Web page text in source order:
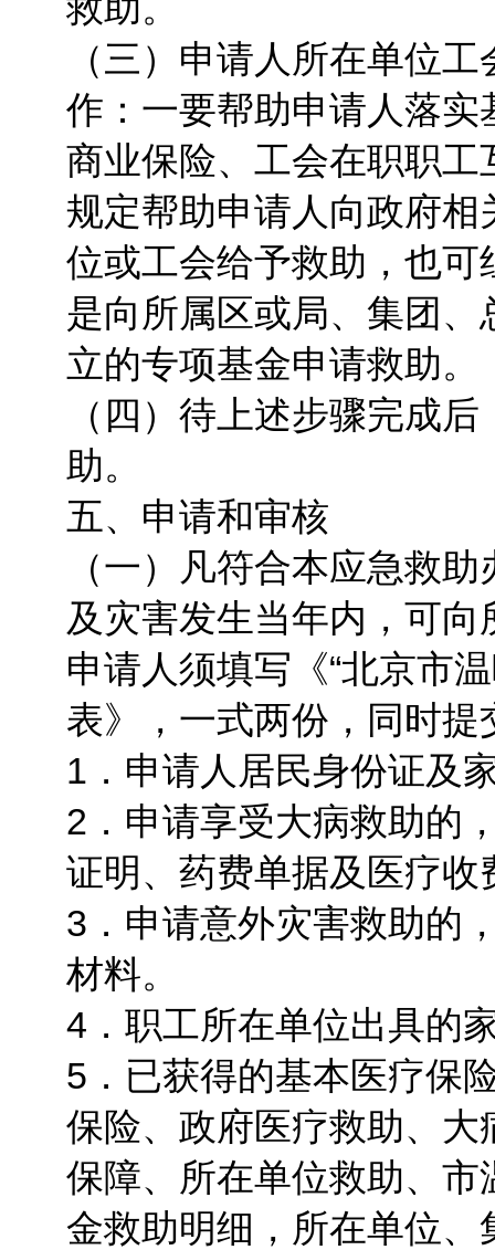
（三）申请人所在单位
作：一要帮助申请人落
商业保险、工会在职职
规定帮助申请人向政府
位或工会给予救助，也
是向所属区或局、集团
立的专项基金申请救助。
（四）待上述步骤完成
助。
五、申请和审核
（一）凡符合本应急救
及灾害发生当年内，可
申请人须填写《“北京市
表》，一式两份，同时提
1．申请人居民身份证及
2．申请享受大病救助的
证明、药费单据及医疗收
3．申请意外灾害救助的
材料。
4．职工所在单位出具的
5．已获得的基本医疗保
保险、政府医疗救助、
保障、所在单位救助、
金救助明细，所在单位